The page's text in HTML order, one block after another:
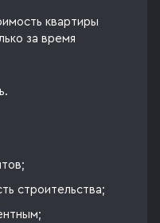
квартиры
за время
строительства;